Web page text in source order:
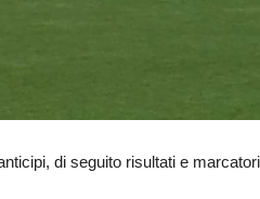
di seguito risultati e